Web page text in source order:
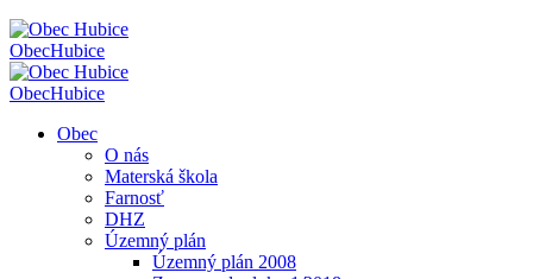
ObecHubice
ObecHubice
Obec
O nás
Materská škola
Farnosť
DHZ
Územný plán
Územný plán 2008